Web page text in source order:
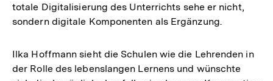
totale Digitalisierung des Unterrichts sehe er nicht,
sondern digitale Komponenten als Ergänzung.
Ilka Hoffmann sieht die Schulen wie die Lehrenden in
der Rolle des lebenslangen Lernens und wünschte